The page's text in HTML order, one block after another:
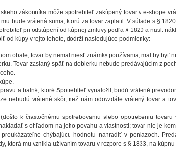
zákonníka môže spotrebiteľ zakúpený tovar v e-shope
bude vrátená suma, ktorú za tovar zaplatil. V súlade s §
pri odstúpení od kúpnej zmluvy podľa § 1829 a nasl.
od kúpy v tejto lehote, dodrží nasledujúce podmienky:
obale, tovar by nemal niesť známky používania, mal by byť
Tovar zaslaný späť na dobierku nebude predávajúcim z
a balné, ktoré Spotrebiteľ vynaložil, budú vrátené
nebudú vrátené skôr, než nám odovzdáte vrátený tovar a
k čiastočnému spotrebovaniu alebo opotrebeniu
s ohľadom na jeho povahu a vlastnosti; tovar nie je
chýbajúcu hodnotu nahradiť v peniazoch.
ktorá mu vznikla užívaním tovaru v rozpore s § 1833, na kúpnu